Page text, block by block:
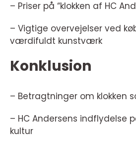
– Priser på “klokken af HC
– Vigtige overvejelser ved
værdifuldt kunstværk
Konklusion
– Betragtninger om klokken
– HC Andersens indflydelse
kultur